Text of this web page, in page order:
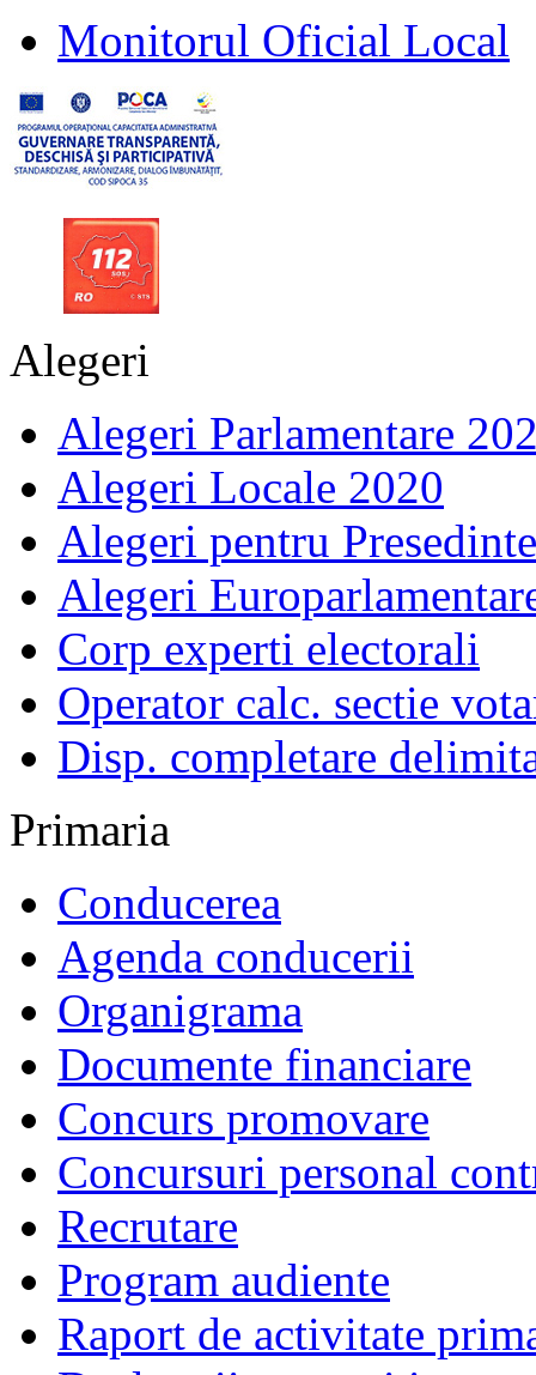
Monitorul Oficial Local
Alegeri
Alegeri Parlamentare
Alegeri Locale 2020
Alegeri pentru
Alegeri
Corp experti electorali
Operator calc. sectie
Disp. completare
Primaria
Conducerea
Agenda conducerii
Organigrama
Documente financiare
Concurs promovare
Concursuri personal
Recrutare
Program audiente
Raport de activitate